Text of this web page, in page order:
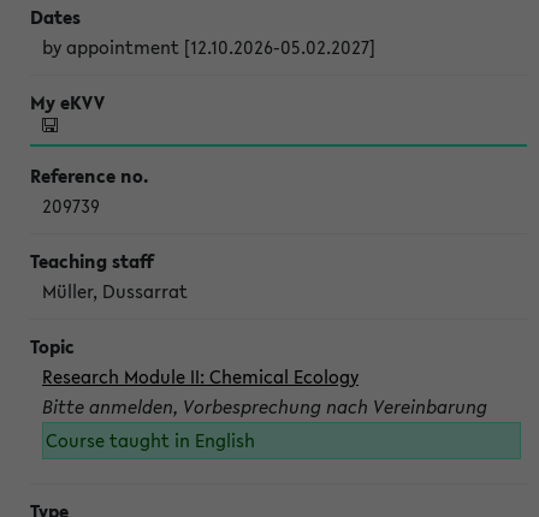
by appointment [12.10.2026-05.02.2027]
209739
Müller, Dussarrat
Research Module II: Chemical Ecology
Bitte anmelden, Vorbesprechung nach Vereinbarung
Course taught in English